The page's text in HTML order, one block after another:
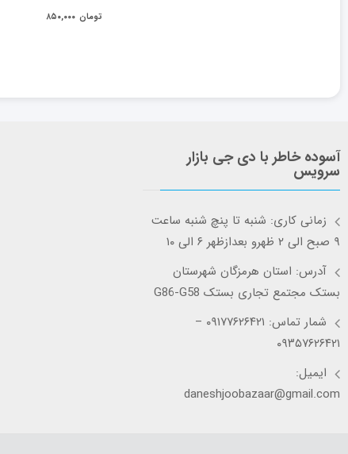
۸۵۰,۰۰۰ تومان
آسوده خاطر با دی جی بازار
سرویس
زمانی کاری: شنبه تا پنچ شنبه ساعت
۹ صبح الی ۲ ظهرو بعدازظهر ۶ الی ۱۰
آدرس: استان هرمزگان شهرستان
بستک مجتمع تجاری بستک G86-G58
شمار تماس: ۰۹۱۷۷۶۲۶۴۲۱ –
۰۹۳۵۷۶۲۶۴۲۱
ایمیل:
daneshjoobazaar@gmail.com